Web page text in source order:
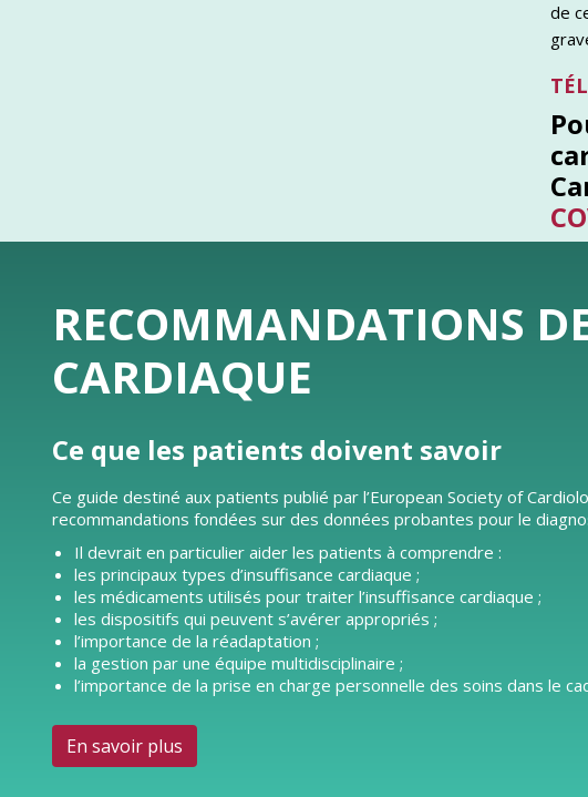
de
RECOMMANDATIONS
CARDIAQUE
Ce que les patients doivent savoir
Ce guide destiné aux patients publié par l’European Society of
recommandations fondées sur des données probantes pour le
Il devrait en particulier aider les patients à comprendre :
les principaux types d’insuffisance cardiaque ;
les médicaments utilisés pour traiter l’insuffisance cardiaque ;
les dispositifs qui peuvent s’avérer appropriés ;
l’importance de la réadaptation ;
la gestion par une équipe multidisciplinaire ;
l’importance de la prise en charge personnelle des soins dans le
En savoir plus